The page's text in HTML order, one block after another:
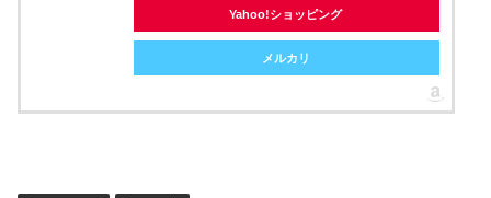
Yahoo!ショッピング
メルカリ